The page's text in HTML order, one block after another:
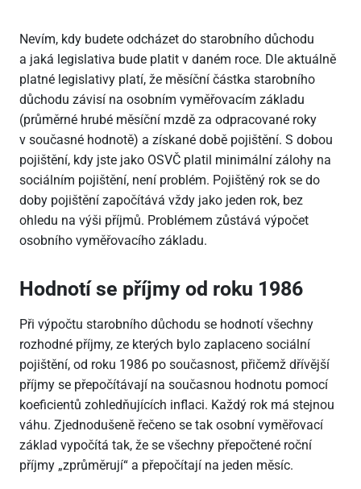
Nevím, kdy budete odcházet do starobního důchodu
a jaká legislativa bude platit v daném roce. Dle aktuálně
platné legislativy platí, že měsíční částka starobního
důchodu závisí na osobním vyměřovacím základu
(průměrné hrubé měsíční mzdě za odpracované roky
v současné hodnotě) a získané době pojištění. S dobou
pojištění, kdy jste jako OSVČ platil minimální zálohy na
sociálním pojištění, není problém. Pojištěný rok se do
doby pojištění započítává vždy jako jeden rok, bez
ohledu na výši příjmů. Problémem zůstává výpočet
osobního vyměřovacího základu.
Hodnotí se příjmy od roku 1986
Při výpočtu starobního důchodu se hodnotí všechny
rozhodné příjmy, ze kterých bylo zaplaceno sociální
pojištění, od roku 1986 po současnost, přičemž dřívější
příjmy se přepočítávají na současnou hodnotu pomocí
koeficientů zohledňujících inflaci. Každý rok má stejnou
váhu. Zjednodušeně řečeno se tak osobní vyměřovací
základ vypočítá tak, že se všechny přepočtené roční
příjmy „zprůměrují“ a přepočítají na jeden měsíc.